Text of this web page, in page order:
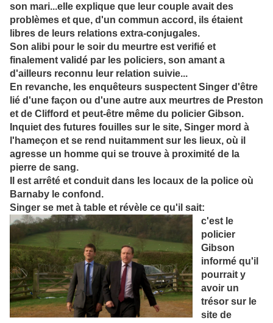
son mari...elle explique que leur couple avait des
problèmes et que, d'un commun accord, ils étaient
libres de leurs relations extra-conjugales.
Son alibi pour le soir du meurtre est verifié et
finalement validé par les policiers, son amant a
d'ailleurs reconnu leur relation suivie...
En revanche, les enquêteurs suspectent Singer d'être
lié d'une façon ou d'une autre aux meurtres de Preston
et de Clifford et peut-être même du policier Gibson.
Inquiet des futures fouilles sur le site, Singer mord à
l'hameçon et se rend nuitamment sur les lieux, où il
agresse un homme qui se trouve à proximité de la
pierre de sang.
Il est arrêté et conduit dans les locaux de la police où
Barnaby le confond.
Singer se met à table et révèle ce qu'il sait:
c'est le
policier
Gibson
informé qu'il
pourrait y
avoir un
trésor sur le
site de